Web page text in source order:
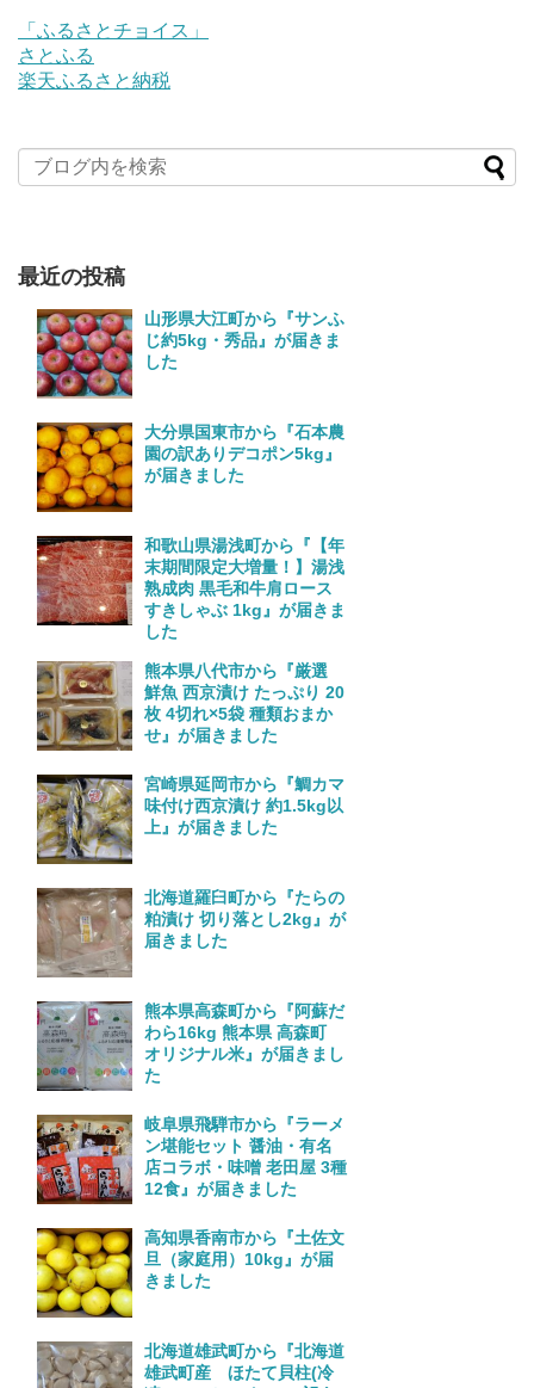
「ふるさとチョイス」
さとふる
楽天ふるさと納税
最近の投稿
山形県大江町から『サンふ
じ約5kg・秀品』が届きま
した
大分県国東市から『石本農
園の訳ありデコポン5kg』
が届きました
和歌山県湯浅町から『【年
末期間限定大増量！】湯浅
熟成肉 黒毛和牛肩ロース
すきしゃぶ 1kg』が届きま
した
熊本県八代市から『厳選
鮮魚 西京漬け たっぷり 20
枚 4切れ×5袋 種類おまか
せ』が届きました
宮崎県延岡市から『鯛カマ
味付け西京漬け 約1.5kg以
上』が届きました
北海道羅臼町から『たらの
粕漬け 切り落とし2kg』が
届きました
熊本県高森町から『阿蘇だ
わら16kg 熊本県 高森町
オリジナル米』が届きまし
た
岐阜県飛騨市から『ラーメ
ン堪能セット 醤油・有名
店コラボ・味噌 老田屋 3種
12食』が届きました
高知県香南市から『土佐文
旦（家庭用）10kg』が届
きました
北海道雄武町から『北海道
雄武町産 ほたて貝柱(冷